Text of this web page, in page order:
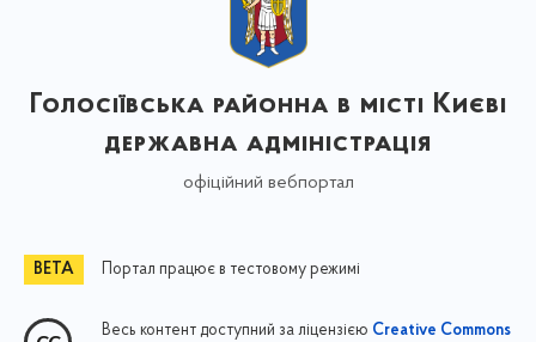
Голосіївська районна в місті Києві
державна адміністрація
офіційний вебпортал
Портал працює в тестовому режимі
Весь контент доступний за ліцензією Creative Commons